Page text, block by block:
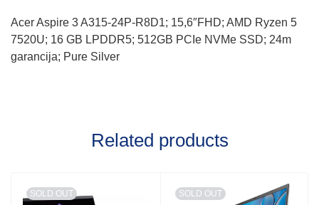
Acer Aspire 3 A315-24P-R8D1; 15,6″FHD; AMD Ryzen 5
7520U; 16 GB LPDDR5; 512GB PCIe NVMe SSD; 24m
garancija; Pure Silver
Related products
SOLD OUT SOLD OUT